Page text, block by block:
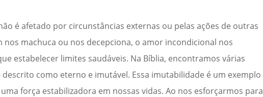
é afetado por circunstâncias externas ou pelas ações de outras
machuca ou nos decepciona, o amor incondicional nos
estabelecer limites saudáveis. Na Bíblia, encontramos várias
como eterno e imutável. Essa imutabilidade é um exemplo
força estabilizadora em nossas vidas. Ao nos esforçarmos para